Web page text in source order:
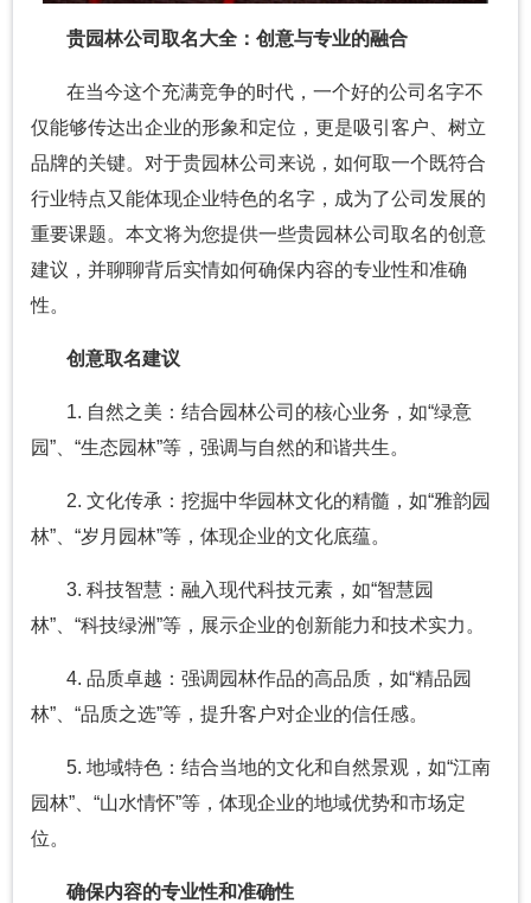
贵园林公司取名大全：创意与专业的融合
在当今这个充满竞争的时代，一个好的公司名字不
仅能够传达出企业的形象和定位，更是吸引客户、树立
品牌的关键。对于贵园林公司来说，如何取一个既符合
行业特点又能体现企业特色的名字，成为了公司发展的
重要课题。本文将为您提供一些贵园林公司取名的创意
建议，并聊聊背后实情如何确保内容的专业性和准确
性。
创意取名建议
1. 自然之美：结合园林公司的核心业务，如“绿意
园”、“生态园林”等，强调与自然的和谐共生。
2. 文化传承：挖掘中华园林文化的精髓，如“雅韵园
林”、“岁月园林”等，体现企业的文化底蕴。
3. 科技智慧：融入现代科技元素，如“智慧园
林”、“科技绿洲”等，展示企业的创新能力和技术实力。
4. 品质卓越：强调园林作品的高品质，如“精品园
林”、“品质之选”等，提升客户对企业的信任感。
5. 地域特色：结合当地的文化和自然景观，如“江南
园林”、“山水情怀”等，体现企业的地域优势和市场定
位。
确保内容的专业性和准确性